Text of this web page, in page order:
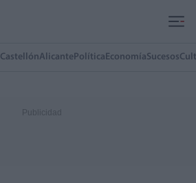
CastellónAlicante Política EconomíaSucesos